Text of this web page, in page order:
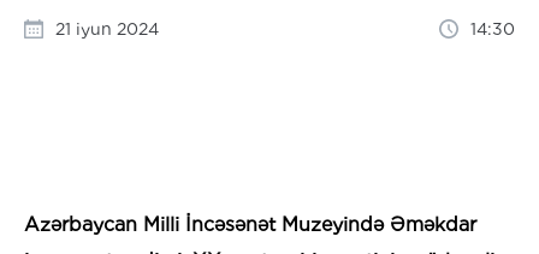
21 iyun 2024 14:30
Azərbaycan Milli İncəsənət Muzeyində Əməkdar